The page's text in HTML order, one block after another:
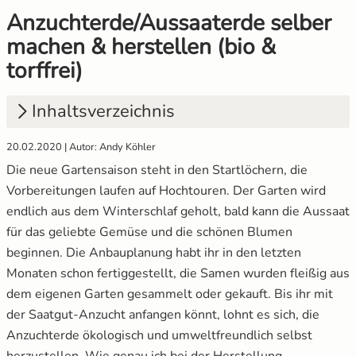
Anzuchterde/Aussaaterde selber
machen & herstellen (bio &
torffrei)
Inhaltsverzeichnis
1. Wieso sollte man Anzuchterde selbst
herstellen?
2. Torffreie Anzuchterde – der Umwelt zuliebe
3. Wozu braucht man Anzuchterde?
4. Schritt-für-Schritt-Anleitung zur Mischung
hausgemachter Anzuchterde
Vermischen der Zutaten
20.02.2020 | Autor: Andy Köhler
Die neue Gartensaison steht in den Startlöchern, die
Vorbereitungen laufen auf Hochtouren. Der Garten wird
endlich aus dem Winterschlaf geholt, bald kann die Aussaat
für das geliebte Gemüse und die schönen Blumen
beginnen. Die Anbauplanung habt ihr in den letzten
Monaten schon fertiggestellt, die Samen wurden fleißig aus
dem eigenen Garten gesammelt oder gekauft. Bis ihr mit
der Saatgut-Anzucht anfangen könnt, lohnt es sich, die
Anzuchterde ökologisch und umweltfreundlich selbst
Gemüsesamen Set
Gurken
Jalapeno
Knollenfenchel
Kohl
Kohlrabi
Kräutersamen
Küchenkräuter
Kürbis
Gelbe Tomaten
Gewächshaustomaten
Grüne Tomaten
Italienische Tomaten
Ochsenherztomaten
Orangene Tomaten
Pfirsichtomaten
Robuste Tomatensorten
Romatomaten
Anzuchtsets
Anzucht Zubehör
Naturkosmetik
Saatgut Adventskalender
Sale %
Wertgutscheine